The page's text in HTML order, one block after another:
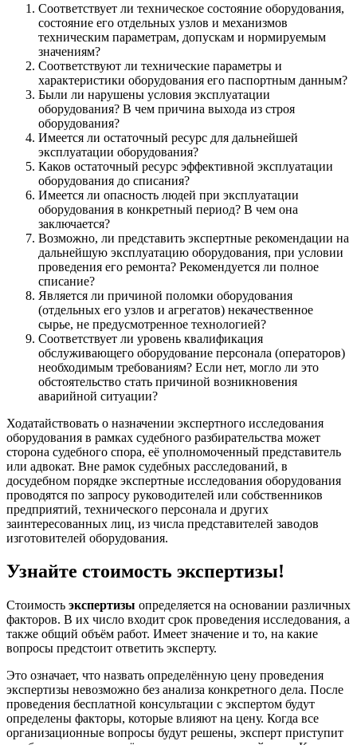
Соответствует ли техническое состояние оборудования,
состояние его отдельных узлов и механизмов
техническим параметрам, допускам и нормируемым
значениям?
Соответствуют ли технические параметры и
характеристики оборудования его паспортным данным?
Были ли нарушены условия эксплуатации
оборудования? В чем причина выхода из строя
оборудования?
Имеется ли остаточный ресурс для дальнейшей
эксплуатации оборудования?
Каков остаточный ресурс эффективной эксплуатации
оборудования до списания?
Имеется ли опасность людей при эксплуатации
оборудования в конкретный период? В чем она
заключается?
Возможно, ли представить экспертные рекомендации на
дальнейшую эксплуатацию оборудования, при условии
проведения его ремонта? Рекомендуется ли полное
списание?
Является ли причиной поломки оборудования
(отдельных его узлов и агрегатов) некачественное
сырье, не предусмотренное технологией?
Соответствует ли уровень квалификация
обслуживающего оборудование персонала (операторов)
необходимым требованиям? Если нет, могло ли это
обстоятельство стать причиной возникновения
аварийной ситуации?
Ходатайствовать о назначении экспертного исследования
оборудования в рамках судебного разбирательства может
сторона судебного спора, её уполномоченный представитель
или адвокат. Вне рамок судебных расследований, в
досудебном порядке экспертные исследования оборудования
проводятся по запросу руководителей или собственников
предприятий, технического персонала и других
заинтересованных лиц, из числа представителей заводов
изготовителей оборудования.
Узнайте стоимость экспертизы!
Стоимость экспертизы определяется на основании различных
факторов. В их число входит срок проведения исследования, а
также общий объём работ. Имеет значение и то, на какие
вопросы предстоит ответить эксперту.
Это означает, что назвать определённую цену проведения
экспертизы невозможно без анализа конкретного дела. После
проведения бесплатной консультации с экспертом будут
определены факторы, которые влияют на цену. Когда все
организационные вопросы будут решены, эксперт приступит